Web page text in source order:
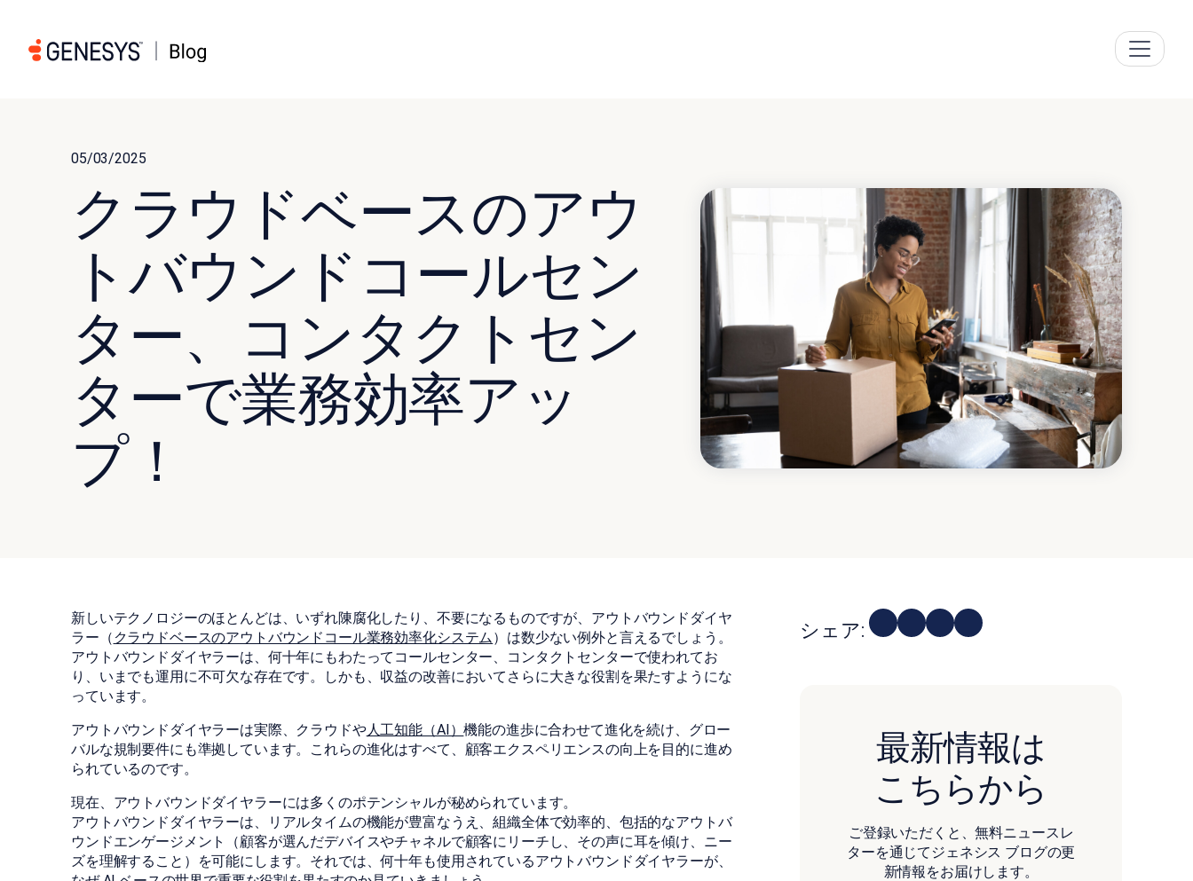
05/03/2025
クラウドベースのアウ
トバウンドコールセン
ター、コンタクトセン
ターで業務効率アッ
プ！
新しいテクノロジーのほとんどは、いずれ陳腐化したり、不要になるものですが、アウトバウンドダイヤ
ラー（ クラウドベースのアウトバウンドコール業務効率化システム ）は数少ない例外と言えるでしょう。
アウトバウンドダイヤラーは、何十年にもわたってコールセンター、コンタクトセンターで使われてお
り、いまでも運用に不可欠な存在です。しかも、収益の改善においてさらに大きな役割を果たすようにな
っています。
アウトバウンドダイヤラーは実際、クラウドや人工知能（AI）機能の進歩に合わせて進化を続け、グロー
バルな規制要件にも準拠しています。これらの進化はすべて、顧客エクスペリエンスの向上を目的に進め
られているのです。
現在、アウトバウンドダイヤラーには多くのポテンシャルが秘められています。
アウトバウンドダイヤラーは、リアルタイムの機能が豊富なうえ、組織全体で効率的、包括的なアウトバ
ウンドエンゲージメント（顧客が選んだデバイスやチャネルで顧客にリーチし、その声に耳を傾け、ニー
ズを理解すること）を可能にします。それでは、何十年も使用されているアウトバウンドダイヤラーが、
シェア:
最新情報は
こちらから
ご登録いただくと、無料ニュースレ
ターを通じてジェネシス ブログの更
新情報をお届けします。